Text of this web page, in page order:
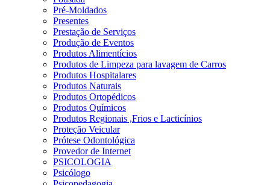
Pré-Moldados
Presentes
Prestação de Serviços
Produção de Eventos
Produtos Alimentícios
Produtos de Limpeza para lavagem de Carros
Produtos Hospitalares
Produtos Naturais
Produtos Ortopédicos
Produtos Químicos
Produtos Regionais ,Frios e Lacticínios
Proteção Veicular
Prótese Odontológica
Provedor de Internet
PSICOLOGIA
Psicólogo